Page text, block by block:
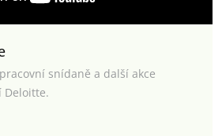
snídaně a další akce
Deloitte.